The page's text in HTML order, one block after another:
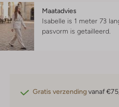
Maatadvies
Isabelle is 1 meter 73
pasvorm is getailleerd
Gratis verzendingvanaf